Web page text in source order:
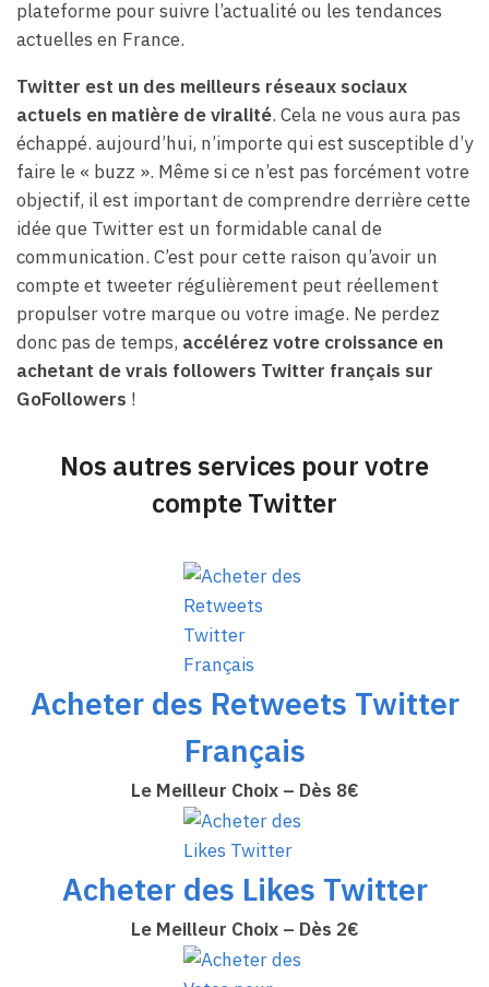
plateforme pour suivre l’actualité ou les tendances
actuelles en France.
Twitter est un des meilleurs réseaux sociaux
actuels en matière de viralité. Cela ne vous aura pas
échappé. aujourd’hui, n’importe qui est susceptible d’y
faire le « buzz ». Même si ce n’est pas forcément votre
objectif, il est important de comprendre derrière cette
idée que Twitter est un formidable canal de
communication. C’est pour cette raison qu’avoir un
compte et tweeter régulièrement peut réellement
propulser votre marque ou votre image. Ne perdez
donc pas de temps, accélérez votre croissance en
achetant de vrais followers Twitter français sur
GoFollowers !
Nos autres services pour votre
compte Twitter
Acheter des Retweets Twitter
Français
Le Meilleur Choix – Dès 8€
Acheter des Likes Twitter
Le Meilleur Choix – Dès 2€